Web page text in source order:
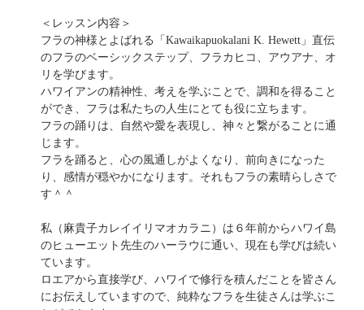
＜レッスン内容＞
フラの神様とよばれる「Kawaikapuokalani K. Hewett」直伝
のフラのベーシックステップ、フラカヒコ、アウアナ、オ
リを学びます。
ハワイアンの精神性、考えを学ぶことで、調和を得ること
ができ、フラは私たちの人生にとても役に立ちます。
フラの踊りは、自然や愛を表現し、神々と繋がることに通
じます。
フラを踊ると、心の風通しがよくなり、前向きになった
り、感情が穏やかになります。それもフラの素晴らしさで
す＾＾
私（麻貴子カレイイリマオカラニ）は６年前からハワイ島
のヒューエット先生のハーラウに通い、現在も学びは続い
ています。
ロエアから直接学び、ハワイで修行を積んだことを皆さん
にお伝えしていますので、純粋なフラを生徒さんは学ぶこ